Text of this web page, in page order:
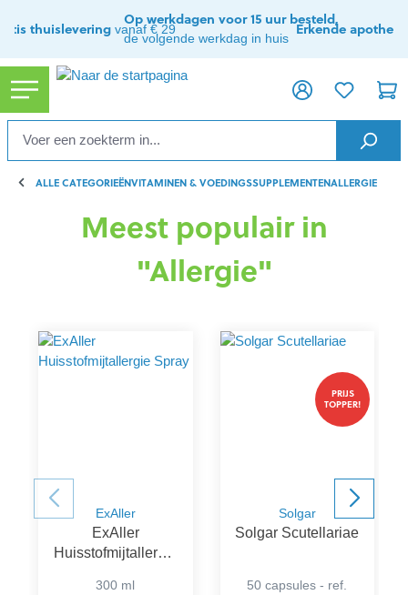
thuislevering vanaf € 29
Op werkdagen voor 15 uur besteld,
de volgende werkdag in huis
Erkende apotheek
ALLE CATEGORIEËNVITAMINEN & VOEDINGSSUPPLEMENTENALLERGIE
Meest populair in
"Allergie"
ExAller
ExAller
Huisstofmijtallergie
300 ml
PRIJS
TOPPER!
Solgar
Solgar Scutellariae
50 capsules - ref.